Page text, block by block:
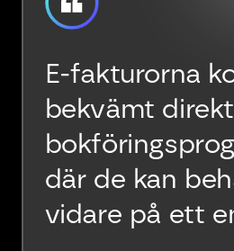
E-fakturorna
bekvämt
där de kan
vidare på ett